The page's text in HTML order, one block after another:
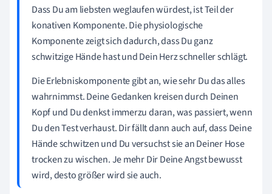
Dass Du am liebsten weglaufen würdest, ist Teil der
konativen Komponente. Die physiologische
Komponente zeigt sich dadurch, dass Du ganz
schwitzige Hände hast und Dein Herz schneller schlägt.
Die Erlebniskomponente gibt an, wie sehr Du das alles
wahrnimmst. Deine Gedanken kreisen durch Deinen
Kopf und Du denkst immerzu daran, was passiert, wenn
Du den Test verhaust. Dir fällt dann auch auf, dass Deine
Hände schwitzen und Du versuchst sie an Deiner Hose
trocken zu wischen. Je mehr Dir Deine Angst bewusst
wird, desto größer wird sie auch.